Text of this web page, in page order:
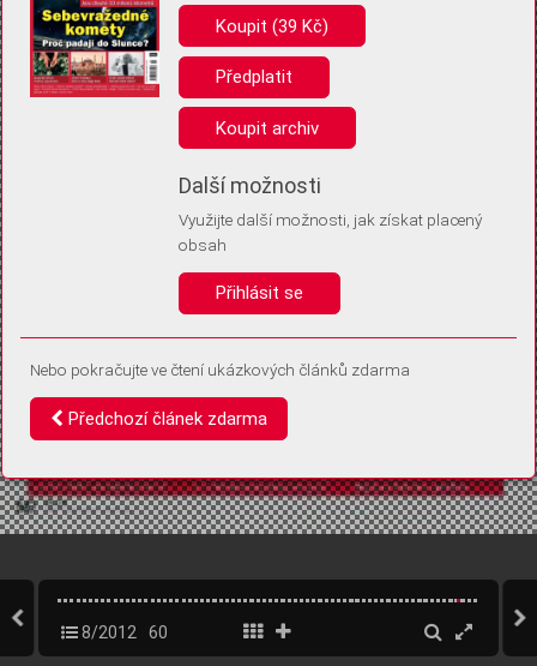
Pro základní fungování webu nepotřebujeme ukládat žádné informace
(tzv. cookies apod.). Rádi bychom vás ale požádali o souhlas s
uložením volitelných informací:
Anonymní unikátní ID
Díky němu příště poznáme, že se jedná o stejné zařízení, a
Identifikátor je zcela anonymní.
Vaše souhlasy a odmítnutí si ukládáme do vašeho zařízení, abychom se
vás už příště znovu neptali. Můžete je kdykoli později upravit ve Správě
8/2012 60
Koupit (39 Kč)
Předplatit
Koupit archiv
Další možnosti
Využijte další možnosti, jak získat placený
obsah
Přihlásit se
Nebo pokračujte ve čtení ukázkových článků zdarma
Předchozí článek zdarma